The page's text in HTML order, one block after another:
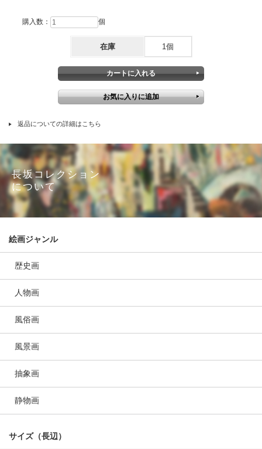
購入数： 個
在庫 1個
返品についての詳細はこちら
長坂コレクション
について
絵画ジャンル
歴史画
人物画
風俗画
風景画
抽象画
静物画
サイズ（長辺）